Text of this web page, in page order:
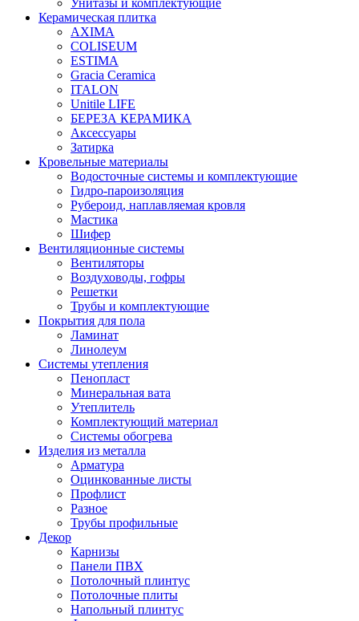
Унитазы и комплектующие
Керамическая плитка
AXIMA
COLISEUM
ESTIMA
Gracia Ceramica
ITALON
Unitile LIFE
БЕРЕЗА КЕРАМИКА
Аксессуары
Затирка
Кровельные материалы
Водосточные системы и комплектующие
Гидро-пароизоляция
Рубероид, наплавляемая кровля
Мастика
Шифер
Вентиляционные системы
Вентиляторы
Воздуховоды, гофры
Решетки
Трубы и комплектующие
Покрытия для пола
Ламинат
Линолеум
Системы утепления
Пенопласт
Минеральная вата
Утеплитель
Комплектующий материал
Системы обогрева
Изделия из металла
Арматура
Оцинкованные листы
Профлист
Разное
Трубы профильные
Декор
Карнизы
Панели ПВХ
Потолочный плинтус
Потолочные плиты
Напольный плинтус